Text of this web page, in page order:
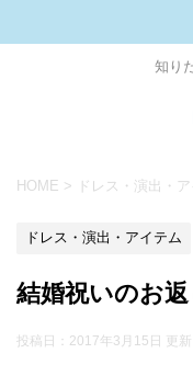
知り
HOME > ドレス・演出・
ドレス・演出・アイテム
結婚祝いのお
投稿日：2017年3月15日 更新